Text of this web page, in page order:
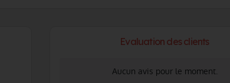
Evaluation des clients
Aucun avis pour le moment.